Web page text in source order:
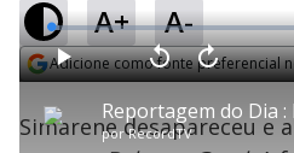
A+ A-
Adicione como fonte preferencial
P
porRecordTV
P V
l
t
a
r
A
n
ç
a
r
L
o
a
d
e
:
2
.
3
Simarene desapareceu e a